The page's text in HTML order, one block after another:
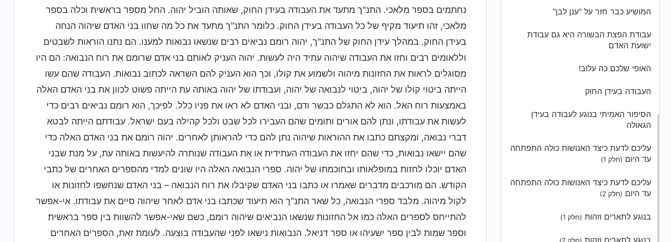
המושיע כבר חזר על "ענן לבן"
עבודת הפצת הבשורה היא גם עבודת
ישועת האדם
האופי שלכם כה עלוב!
העבודה בעידן החוק
הסיפור האמיתי בנוגע לעבודה בעידן
הגאולה
עליכם לדעת כיצד האנושות כולה התפתחה
עד היום (חלק 1)
עליכם לדעת כיצד האנושות כולה התפתחה
עד היום (חלק 2)
בנוגע לתארים וזהות (חלק 1)
בנוגע לתארים וזהות
נחתמים בספר מלאכי. התנ"ך מתעד את העבודה בעידן החוק, שאותה הוביל יהוה. החל מספר בראשית וכלה בספר
מלאכי, זהו תיעוד מקיף של כל העבודה בעידן החוק. כלומר התנ"ך מתעד את כל מה שחוו בני האדם שיהוה הנחה
בעידן החוק. במהלך עידן החוק של התנ"ך, יהוה רומם נביאים רבים שנשאו נבואות למענו. הם נתנו הוראות לשבטים
וללאומים רבים וחזו את העבודה שיהוה עתיד היה לעשות. יהוה העניק לאותם בני אדם שרומם את רוח הנבואה: הם היו
מסוגלים לראות את החזונות מיהוה ולשמוע את קולו, וכך הוא העניק להם השראה לכתוב נבואות. העבודה שהם עשו
הייתה ביטוי קולו של יהוה, ביטוי לנבואה של יהוה, ועבודתו של יהוה באותה עת הייתה פשוט לכוון את בני האדם האלה
באמצעות רוח האל. הוא לא התגלם כבשר ודם, ובני האדם לא ראו את פניו כלל. לפיכך, הוא רומם נביאים רבים כדי
לעשות את עבודתו, ונתן להם אורים ותומים שהם העבירו לכל שבט ולכל קהילה בעם ישראל. עבודתם הייתה לבטא
דברי נבואה, ומקצתם כתבו את ההוראות שיהוה נתן להם כדי להראותן לאחרים. יהוה רומם את בני האדם האלה כדי
שהם יישאו נבואות, כדי שהם יחזו את העבודה העתידית או את העבודה שנותרה להיעשות באותה עת, על מנת שבני
האדם יוכלו לחזות במופלאותו ובחוכמתו של יהוה. ספרי הנבואה האלה היו שונים למדי מהספרים האחרים של כתבי
הקודש. הם מורכבים מדברים שאמרו או כתבו בני האדם שקיבלו את רוח הנבואה – בני האדם שנחשפו לחזונות או
לקול מיהוה. מלבד ספרי הנבואה, כל שאר התנ"ך הוא תיעוד שכתבו בני אדם לאחר שיהוה סיים את עבודתו. אי-אפשר
להתייחס לספרים האלה כמו אל החזונות שנשאו הנביאים שיהוה רומם, כשם שאי-אפשר להשוות בין ספר בראשית
וספר שמות לבין ספר ישעיהו או ספר דניאל. הנבואות נישאו לפני שהעבודה בוצעה. לעומת זאת, הספרים האחרים